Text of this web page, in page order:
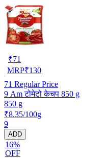
₹71
MRP₹130
71 Regular Price
9 Am टोमेटो केचप 850 g
850 g
₹8.35/100g
9
ADD
16%
OFF